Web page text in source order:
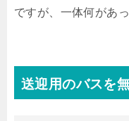
ですが、一体何があ
送迎用のバスを